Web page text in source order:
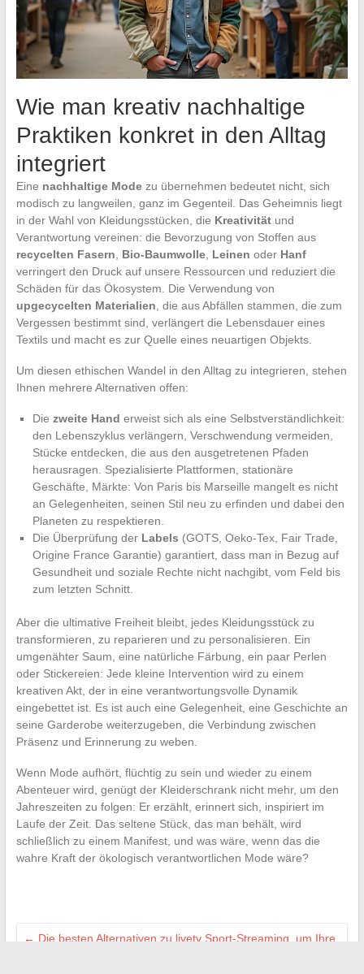
Wie man kreativ nachhaltige
Praktiken konkret in den Alltag
integriert
Eine nachhaltige Modezu übernehmen bedeutet nicht, sich
modisch zu langweilen, ganz im Gegenteil. Das Geheimnis liegt
in der Wahl von Kleidungsstücken, die Kreativitätund
Verantwortung vereinen: die Bevorzugung von Stoffen aus
recycelten Fasern
Bio-Baumwolle, Leinen oder Hanf
verringert den Druck auf unsere Ressourcen und reduziert die
Schäden für das Ökosystem. Die Verwendung von
upgecycelten Materialien , die aus Abfällen stammen, die zum
Vergessen bestimmt sind, verlängert die Lebensdauer eines
Textils und macht es zur Quelle eines neuartigen Objekts.
Um diesen ethischen Wandel in den Alltag zu integrieren, stehen
Ihnen mehrere Alternativen offen:
Die zweite Hand erweist sich als eine Selbstverständlichkeit:
den Lebenszyklus verlängern, Verschwendung vermeiden,
Stücke entdecken, die aus den ausgetretenen Pfaden
herausragen. Spezialisierte Plattformen, stationäre
Geschäfte, Märkte: Von Paris bis Marseille mangelt es nicht
an Gelegenheiten, seinen Stil neu zu erfinden und dabei den
Planeten zu respektieren.
Die Überprüfung der Labels (GOTS, Oeko-Tex, Fair Trade,
Origine France Garantie) garantiert, dass man in Bezug auf
Gesundheit und soziale Rechte nicht nachgibt, vom Feld bis
zum letzten Schnitt.
Aber die ultimative Freiheit bleibt, jedes Kleidungsstück zu
transformieren, zu reparieren und zu personalisieren. Ein
umgenähter Saum, eine natürliche Färbung, ein paar Perlen
oder Stickereien: Jede kleine Intervention wird zu einem
kreativen Akt, der in eine verantwortungsvolle Dynamik
eingebettet ist. Es ist auch eine Gelegenheit, eine Geschichte an
seine Garderobe weiterzugeben, die Verbindung zwischen
Präsenz und Erinnerung zu weben.
Wenn Mode aufhört, flüchtig zu sein und wieder zu einem
Abenteuer wird, genügt der Kleiderschrank nicht mehr, um den
Jahreszeiten zu folgen: Er erzählt, erinnert sich, inspiriert im
Laufe der Zeit. Das seltene Stück, das man behält, wird
schließlich zu einem Manifest, und was wäre, wenn das die
wahre Kraft der ökologisch verantwortlichen Mode wäre?
← Die besten Alternativen zu livetv Sport-Streaming, um Ihre